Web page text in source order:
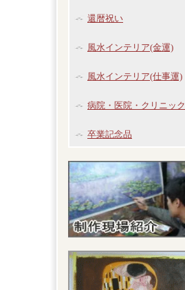
還暦祝い
風水インテリア(金運)
風水インテリア(仕事運)
病院・医院・クリニック
卒業記念品